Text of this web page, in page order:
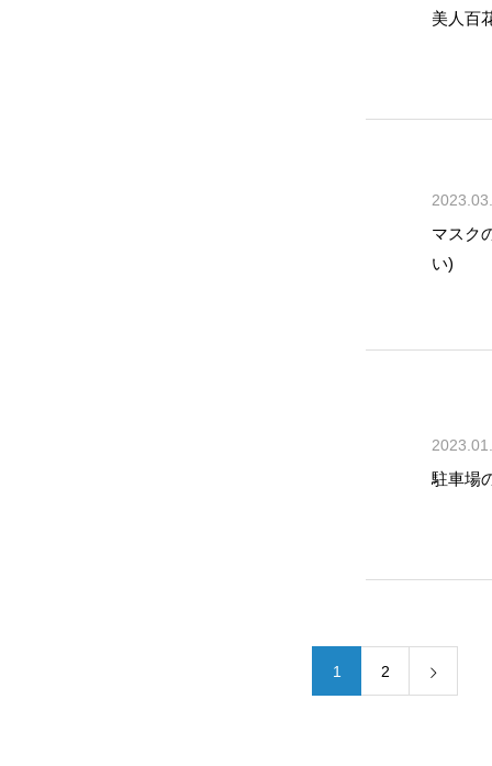
美人百
マスク
い)
駐車場
1 2